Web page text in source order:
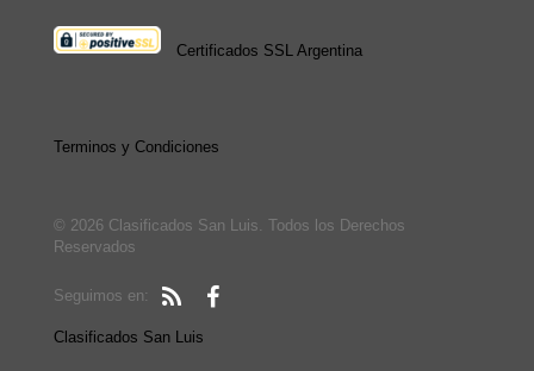
Certificados SSL Argentina
Terminos y Condiciones
© 2026 Clasificados San Luis. Todos los Derechos
Reservados
Seguimos en:
Clasificados San Luis